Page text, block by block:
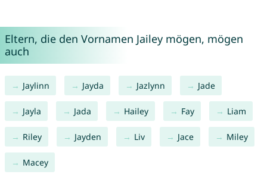
Eltern, die den Vornamen Jailey mögen, mögen
auch
Jaylinn Jayda Jazlynn Jade
Jayla Jada Hailey Fay Liam
Riley Jayden Liv Jace Miley
Macey